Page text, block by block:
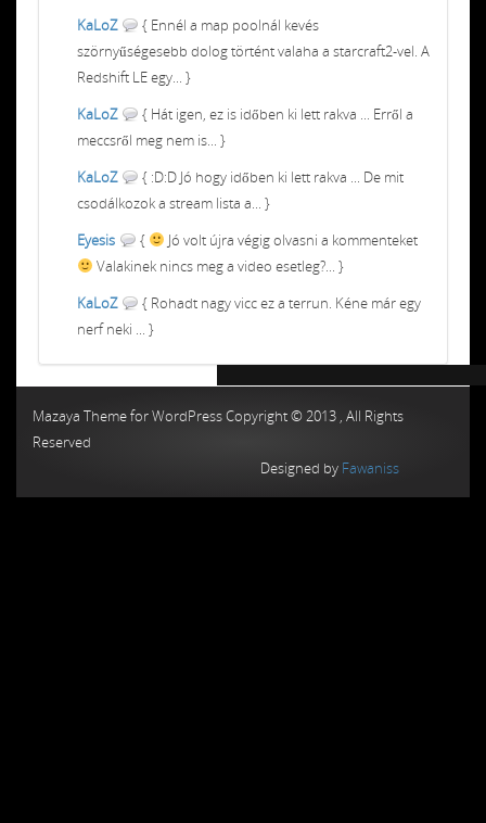
KaLoZ
{ Ennél a map poolnál kevés
szörnyűségesebb dolog történt valaha a starcraft2-vel. A
Redshift LE egy... }
KaLoZ
{ Hát igen, ez is időben ki lett rakva ... Erről a
meccsről meg nem is... }
KaLoZ
{ :D:D Jó hogy időben ki lett rakva ... De mit
csodálkozok a stream lista a... }
Eyesis
{
Jó volt újra végig olvasni a kommenteket
Valakinek nincs meg a video esetleg?... }
KaLoZ
{ Rohadt nagy vicc ez a terrun. Kéne már egy
nerf neki ... }
Mazaya Theme for WordPress Copyright © 2013 , All Rights
Reserved
Designed by Fawaniss